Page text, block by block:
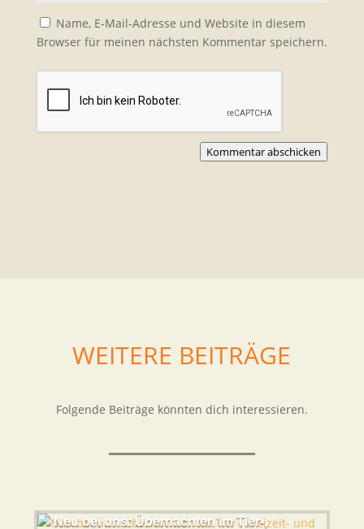
Name, E-Mail-Adresse und Website in diesem
Browser für meinen nächsten Kommentar speichern.
Kommentar abschicken
WEITERE BEITRÄGE
Folgende Beiträge könnten dich interessieren.
Neu bei uns: Übernachten im Tier-,